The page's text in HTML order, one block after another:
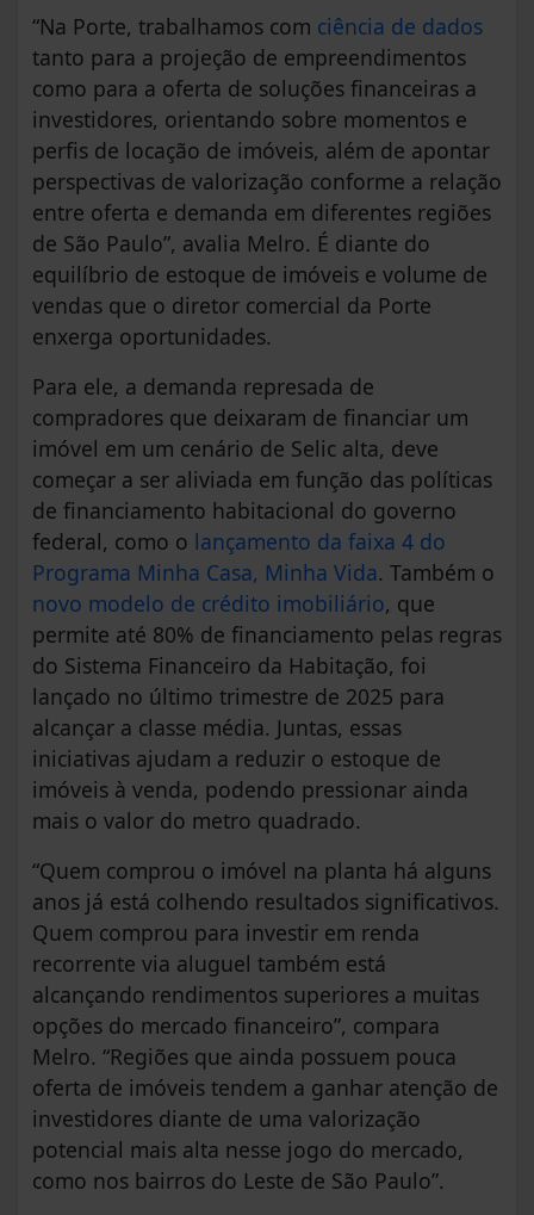
“Na Porte, trabalhamos com ciência de dados
tanto para a projeção de empreendimentos
como para a oferta de soluções financeiras a
investidores, orientando sobre momentos e
perfis de locação de imóveis, além de apontar
perspectivas de valorização conforme a relação
entre oferta e demanda em diferentes regiões
de São Paulo”, avalia Melro. É diante do
equilíbrio de estoque de imóveis e volume de
vendas que o diretor comercial da Porte
enxerga oportunidades.
Para ele, a demanda represada de
compradores que deixaram de financiar um
imóvel em um cenário de Selic alta, deve
começar a ser aliviada em função das políticas
de financiamento habitacional do governo
federal, como o lançamento da faixa 4 do
Programa Minha Casa, Minha Vida. Também o
novo modelo de crédito imobiliário, que
permite até 80% de financiamento pelas regras
do Sistema Financeiro da Habitação, foi
lançado no último trimestre de 2025 para
alcançar a classe média. Juntas, essas
iniciativas ajudam a reduzir o estoque de
imóveis à venda, podendo pressionar ainda
mais o valor do metro quadrado.
“Quem comprou o imóvel na planta há alguns
anos já está colhendo resultados significativos.
Quem comprou para investir em renda
recorrente via aluguel também está
alcançando rendimentos superiores a muitas
opções do mercado financeiro”, compara
Melro. “Regiões que ainda possuem pouca
oferta de imóveis tendem a ganhar atenção de
investidores diante de uma valorização
potencial mais alta nesse jogo do mercado,
como nos bairros do Leste de São Paulo”.